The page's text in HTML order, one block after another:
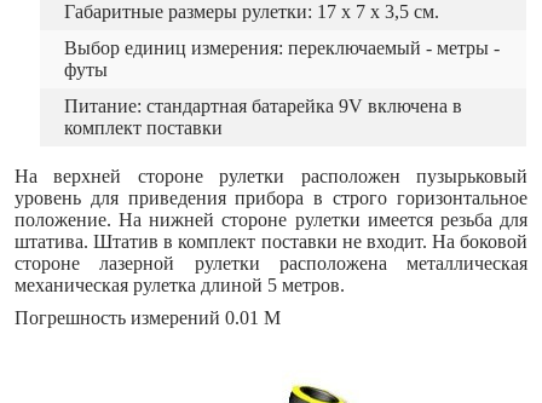
Габаритные размеры рулетки: 17 х 7 х 3,5 см.
Выбор единиц измерения: переключаемый - метры -
футы
Питание: стандартная батарейка 9V включена в
комплект поставки
На верхней стороне рулетки расположен пузырьковый
уровень для приведения прибора в строго горизонтальное
положение. На нижней стороне рулетки имеется резьба для
штатива. Штатив в комплект поставки не входит. На боковой
стороне лазерной рулетки расположена металлическая
механическая рулетка длиной 5 метров.
Погрешность измерений 0.01 М